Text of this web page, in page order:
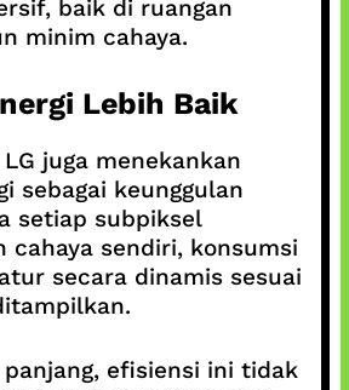
baik di ruangan
minim cahaya.
Lebih Baik
juga menekankan
sebagai keunggulan
setiap subpiksel
cahaya sendiri, konsumsi
secara dinamis sesuai
panjang, efisiensi ini tidak